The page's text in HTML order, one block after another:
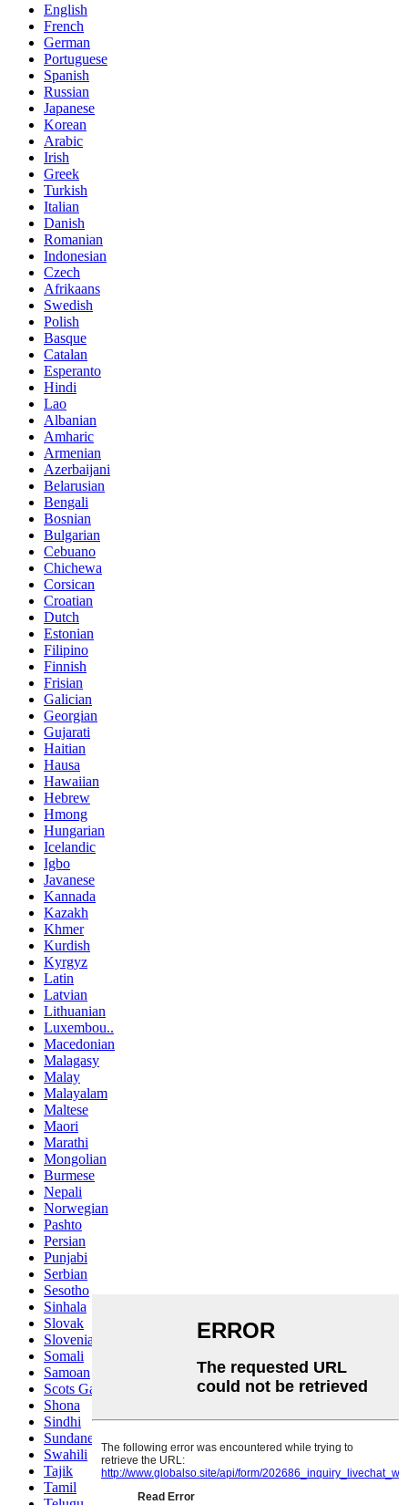
English
French
German
Portuguese
Spanish
Russian
Japanese
Korean
Arabic
Irish
Greek
Turkish
Italian
Danish
Romanian
Indonesian
Czech
Afrikaans
Swedish
Polish
Basque
Catalan
Esperanto
Hindi
Lao
Albanian
Amharic
Armenian
Azerbaijani
Belarusian
Bengali
Bosnian
Bulgarian
Cebuano
Chichewa
Corsican
Croatian
Dutch
Estonian
Filipino
Finnish
Frisian
Galician
Georgian
Gujarati
Haitian
Hausa
Hawaiian
Hebrew
Hmong
Hungarian
Icelandic
Igbo
Javanese
Kannada
Kazakh
Khmer
Kurdish
Kyrgyz
Latin
Latvian
Lithuanian
Luxembou..
Macedonian
Malagasy
Malay
Malayalam
Maltese
Maori
Marathi
Mongolian
Burmese
Nepali
Norwegian
Pashto
Persian
Punjabi
Serbian
Sesotho
Sinhala
Slovak
Slovenian
Somali
Samoan
Scots Gaelic
Shona
Sindhi
Sundanese
Swahili
Tajik
Tamil